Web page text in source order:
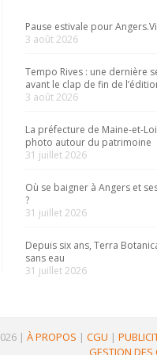
Pause estivale pour
3 août 2026
Tempo Rives : une dernière
avant le clap de fin de
3 août 2026
La préfecture de Maine-et-
photo autour du patrimoine
31 juillet 2026
Où se baigner à Angers et
?
31 juillet 2026
Depuis six ans, Terra
sans eau
31 juillet 2026
| À PROPOS | CGU |
GESTION DES